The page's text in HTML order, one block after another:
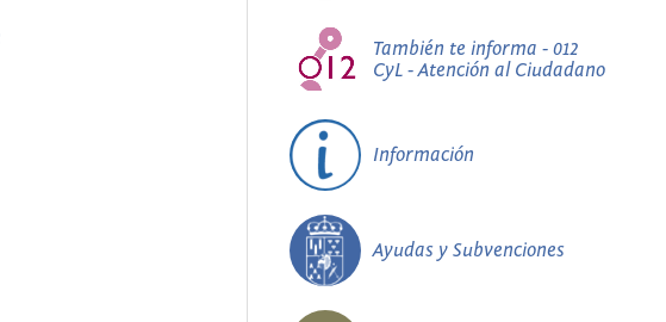
También te informa - 012
CyL - Atención al Ciudadano
Información
Ayudas y Subvenciones